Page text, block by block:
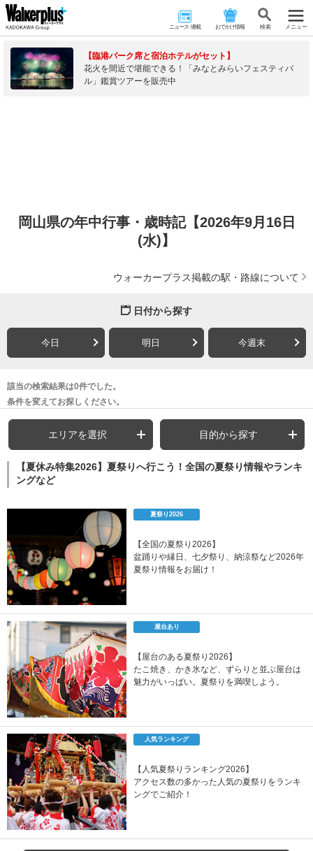
ニュース･連載 おでかけ情報 検 索 メニュー
【臨港パーク席と宿泊ホテルがセット】
花火を間近で堪能できる！「みなとみらいフェスティバ
ル」鑑賞ツアーを販売中
岡山県の年中行事・歳時記【2026年9月16日
(水)】
ウォーカープラス掲載の駅・路線について
日付から探す
今日 明日 今週末
該当の検索結果は0件でした。
条件を変えてお探しください。
エリアを選択 目的から探す
【夏休み特集2026】夏祭りへ行こう！全国の夏祭り情報やランキ
ングなど
夏祭り2026
【全国の夏祭り2026】
盆踊りや縁日、七夕祭り、納涼祭など2026年
夏祭り情報をお届け！
屋台あり
【屋台のある夏祭り2026】
たこ焼き、かき氷など、ずらりと並ぶ屋台は
魅力がいっぱい。夏祭りを満喫しよう。
人気ランキング
【人気夏祭りランキング2026】
アクセス数の多かった人気の夏祭りをランキ
ングでご紹介！